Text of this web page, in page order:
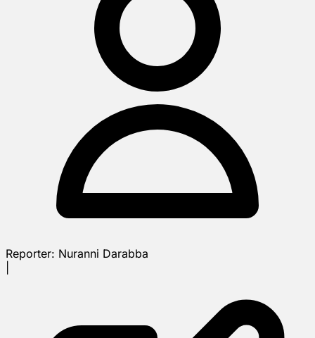
Reporter: Nuranni Darabba